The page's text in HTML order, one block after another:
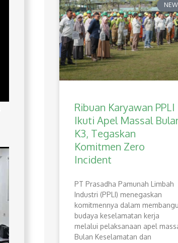
Ribuan Karyawan PPLI
Ikuti Apel Massal
K3, Tegaskan
Komitmen Zero
Incident
PT Prasadha Pamunah Limbah
Industri (PPLI) menegaskan
komitmennya dalam
budaya keselamatan kerja
melalui pelaksanaan apel
Bulan Keselamatan dan